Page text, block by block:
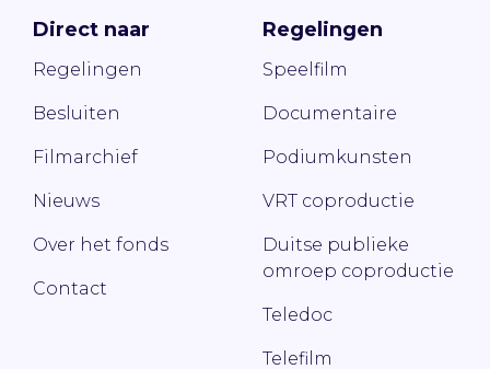
Direct naar
Regelingen
Besluiten
Filmarchief
Nieuws
Over het fonds
Contact
Regelingen
Speelfilm
Documentaire
Podiumkunsten
VRT coproductie
Duitse publieke
omroep coproductie
Teledoc
Telefilm